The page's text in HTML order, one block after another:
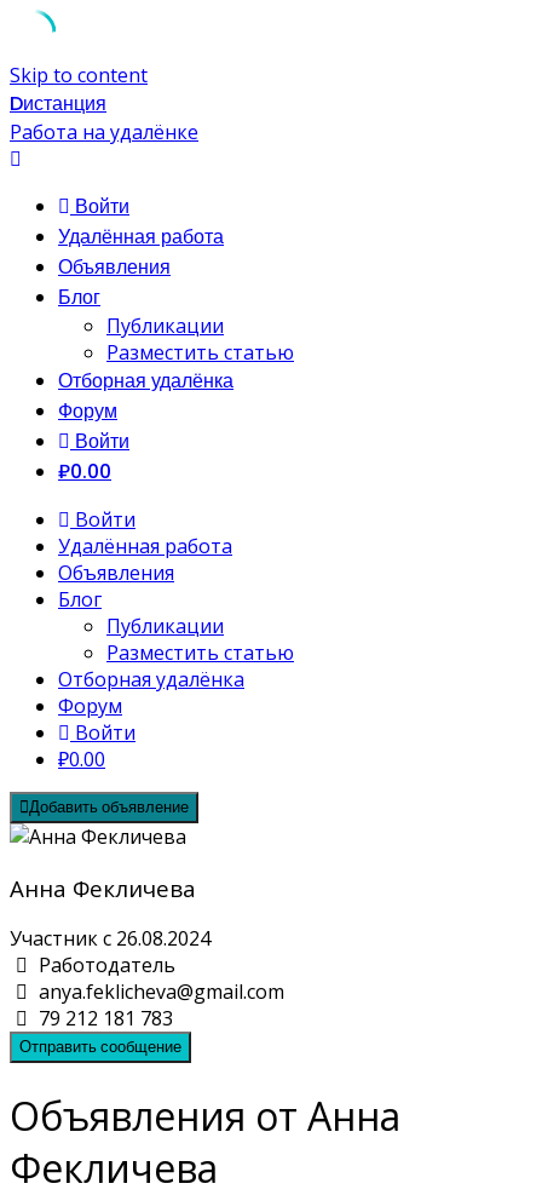
Skip to content
Dистанция
Работа на удалёнке
Войти
Удалённая работа
Объявления
Блог
Публикации
Разместить статью
Отборная удалёнка
Форум
Войти
₽0.00
Войти
Удалённая работа
Объявления
Блог
Публикации
Разместить статью
Отборная удалёнка
Форум
Войти
₽0.00
Добавить объявление
Анна Фекличева
Участник с 26.08.2024
Работодатель
anya.feklicheva@gmail.com
79 212 181 783
Отправить сообщение
Объявления от Анна
Фекличева